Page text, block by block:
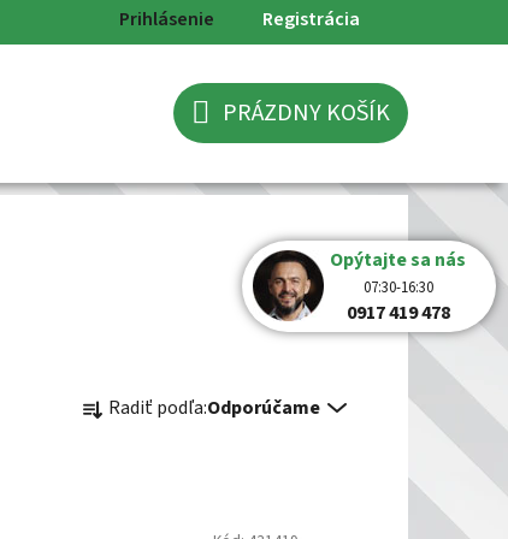
Prihlásenie Registrácia
NÁKUPNÝ
KOŠÍK
PRÁZDNY KOŠÍK
a Radiť podľa:Odporúčame
Opýtajte sa nás
07:30-16:30
0917 419 478